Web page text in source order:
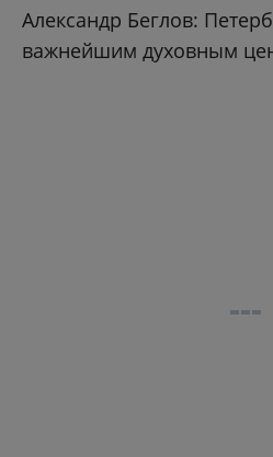
Александр Беглов:
важнейшим духовным